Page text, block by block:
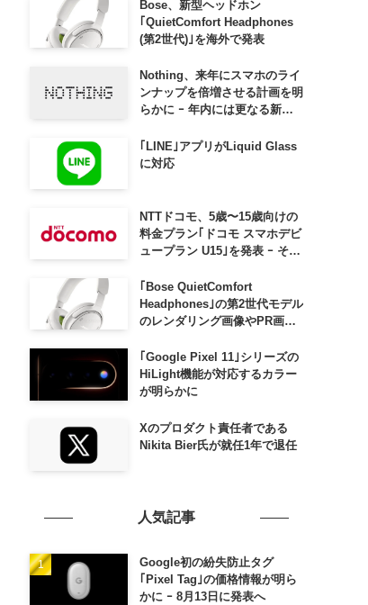
Bose、新型ヘッドホン
｢QuietComfort Headphones
(第2世代)｣を海外で発表
Nothing、来年にスマホのライ
ンナップを倍増させる計画を明
らかに ｰ 年内には更なる新製
｢LINE｣アプリがLiquid Glass
に対応
NTTドコモ、5歳〜15歳向けの
料金プラン｢ドコモ スマホデビ
ュープラン U15｣を発表 ｰ その
子割｣も
｢Bose QuietComfort
Headphones｣の第2世代モデル
のレンダリング画像やPR画像
｢Google Pixel 11｣シリーズの
HiLight機能が対応するカラー
が明らかに
Xのプロダクト責任者である
Nikita Bier氏が就任1年で退任
人気記事
Google初の紛失防止タグ
｢Pixel Tag｣の価格情報が明ら
かに ｰ 8月13日に発表へ